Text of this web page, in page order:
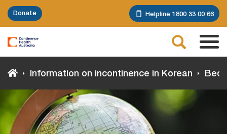
Skip
to
content
Donate Helpline 1800 33 00 66
Search
Information on incontinence in Korean